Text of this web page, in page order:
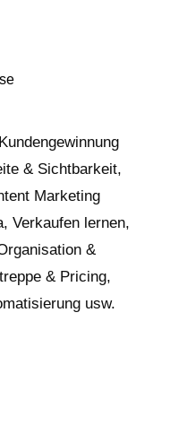
& Sichtbarkeit,
Marketing
Verkaufen lernen,
&
& Pricing,
usw.